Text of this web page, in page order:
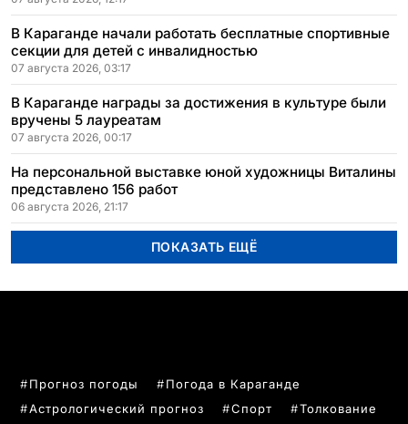
В Караганде начали работать бесплатные спортивные
секции для детей с инвалидностью
07 августа 2026, 03:17
В Караганде награды за достижения в культуре были
вручены 5 лауреатам
07 августа 2026, 00:17
На персональной выставке юной художницы Виталины
представлено 156 работ
06 августа 2026, 21:17
ПОКАЗАТЬ ЕЩЁ
Прогноз погоды
Погода в Караганде
Астрологический прогноз
Спорт
Толкование